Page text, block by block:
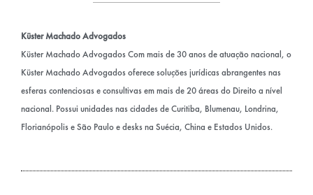
Küster Machado Advogados
Küster Machado Advogados Com mais de 30 anos de atuação nacional, o
Küster Machado Advogados oferece soluções jurídicas abrangentes nas
esferas contenciosas e consultivas em mais de 20 áreas do Direito a nível
nacional. Possui unidades nas cidades de Curitiba, Blumenau, Londrina,
Florianópolis e São Paulo e desks na Suécia, China e Estados Unidos.